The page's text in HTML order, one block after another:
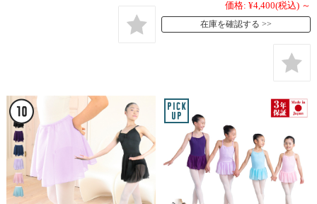
価格: ¥4,400(税込) ～
在庫を確認する